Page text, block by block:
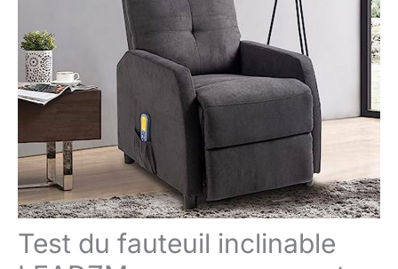
Test du fauteuil inclinable